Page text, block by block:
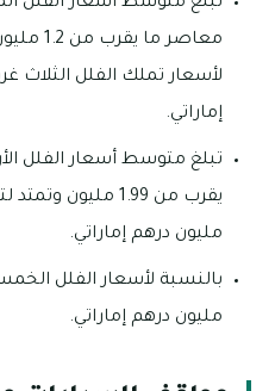
تبلغ متوسط أسعار الفلل
معاصر
إماراتي.
تبلغ متوسط أسعار الفلل
مليون درهم إماراتي.
مليون درهم إماراتي.